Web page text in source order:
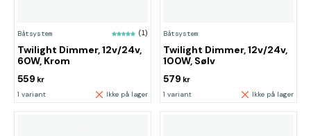
Båtsystem (1)
Twilight Dimmer, 12v/24v,
60W, Krom
559 kr
1 variant Ikke på lager
Båtsystem
Twilight Dimmer, 12v/24v,
100W, Sølv
579 kr
1 variant Ikke på lager